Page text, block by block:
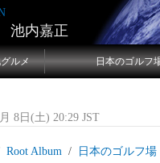
池内嘉正
ルメ 日本のゴルフ
8日(土) 20:29 JST
Root Album 日本のゴルフ場